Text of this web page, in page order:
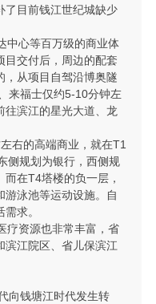
了目前钱江世纪城缺少
心等百万级的商业体
目交付后，周边的配套
，从项目自驾沿博奥隧
来福士仅约5-10分钟左
往滨江的星光大道、龙
右的高端商业，就在T1
侧规划为银行，西侧规
在T4塔楼的负一层，
游泳池等运动设施。自
求。
资源也非常丰富，省
滨江院区、省儿保滨江
向钱塘江时代发生转